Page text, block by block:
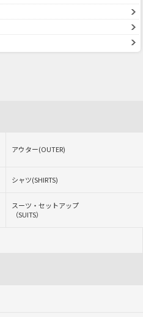
アウター(OUTER)
シャツ(SHIRTS)
スーツ・セットアップ
（SUITS）